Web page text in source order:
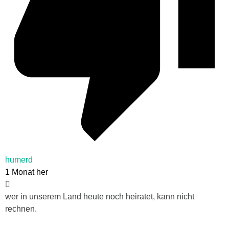
humerd
1 Monat her
wer in unserem Land heute noch heiratet, kann nicht
rechnen.